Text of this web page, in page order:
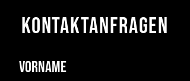
KONTAKTANFRAGEN
Vorname